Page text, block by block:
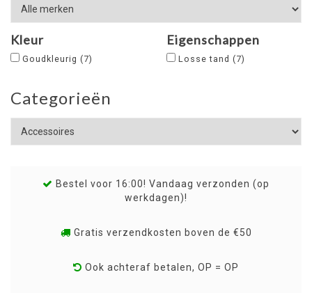
Kleur
Goudkleurig (7)
Eigenschappen
Losse tand (7)
Categorieën
Bestel voor 16:00! Vandaag verzonden (op
werkdagen)!
Gratis verzendkosten boven de €50
Ook achteraf betalen, OP = OP